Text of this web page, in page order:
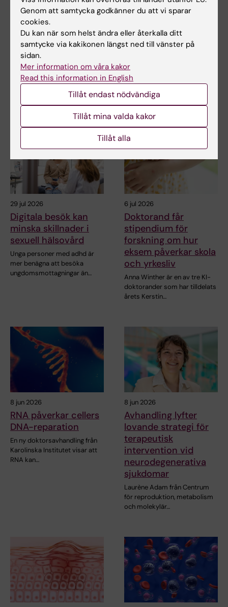
Uppdaterad av:
Erika Rindsjö
Dela
Relaterade artiklar
29 jul 2026
Digitala besök kan
minska skillnader i
sexuell hälsovård
Unga personer med adhd är
mer benägna att besöka
ungdomsmottagningar än…
6 jul 2026
Doktorand får
stipendium för
forskning om hur
eksem påverkar skola
och yrkesliv
Anna Winther är en av tre KI-
doktorander som har tilldelats
årets Kerstin…
8 jun 2026
RNA påverkar cellers
DNA-reparation
En ny doktorsavhandling från
Karolinska Institutet visar att
RNA kan…
8 jun 2026
Avhandling lyfter
lovande strategi för
terapeutisk
intervention vid
neurodegenerativa
sjukdomar
Laurène Adam från Centrum
för reproduktion, metabolism
och molekylär…
Genom att samtycka godkänner du att vi sparar
cookies.
Du kan när som helst ändra eller återkalla ditt
samtycke via kakikonen längst ned till vänster på
sidan.
Mer information om våra kakor
Read this information in English
Tillåt endast nödvändiga
Tillåt mina valda kakor
Tillåt alla